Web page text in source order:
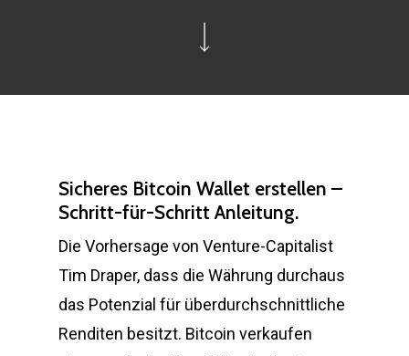
Sicheres Bitcoin Wallet erstellen –
Schritt-für-Schritt Anleitung.
Die Vorhersage von Venture-Capitalist
Tim Draper, dass die Währung durchaus
das Potenzial für überdurchschnittliche
Renditen besitzt. Bitcoin verkaufen